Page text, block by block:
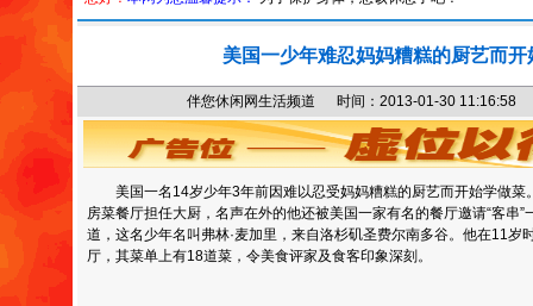
美国一少年难忍妈妈糟糕的厨艺而开
伴您休闲网生活频道 时间：2013-01-30
美国一名14岁少年3年前因难以忍受妈妈糟糕的厨艺而开始学做菜
房菜餐厅担任大厨，名声在外的他还被美国一家有名的餐厅邀请“客串
道，这名少年名叫弗林·麦加里，来自洛杉矶圣费尔南多谷。他在11岁
厅，其菜单上有18道菜，令美食评家及食客印象深刻。